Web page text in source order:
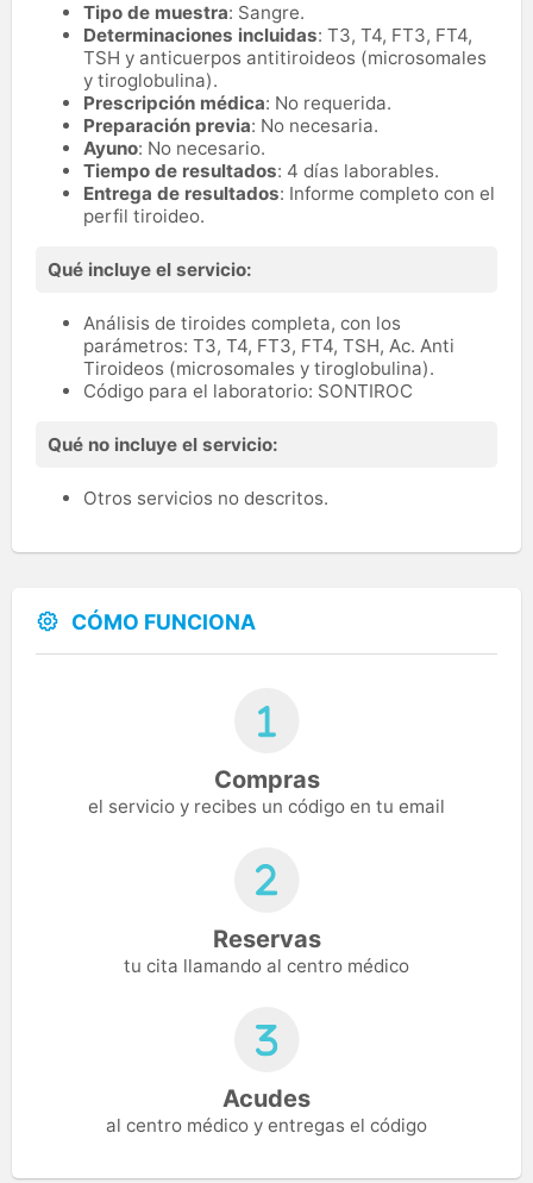
Tipo de muestra: Sangre.
Determinaciones incluidas: T3, T4, FT3, FT4,
TSH y anticuerpos antitiroideos (microsomales
y tiroglobulina).
Prescripción médica: No requerida.
Preparación previa: No necesaria.
Ayuno: No necesario.
Tiempo de resultados: 4 días laborables.
Entrega de resultados: Informe completo con el
perfil tiroideo.
Qué incluye el servicio:
Análisis de tiroides completa, con los
parámetros: T3, T4, FT3, FT4, TSH, Ac. Anti
Tiroideos (microsomales y tiroglobulina).
Código para el laboratorio: SONTIROC
Qué no incluye el servicio:
Otros servicios no descritos.
CÓMO FUNCIONA
Compras
el servicio y recibes un código en tu email
Reservas
tu cita llamando al centro médico
Acudes
al centro médico y entregas el código